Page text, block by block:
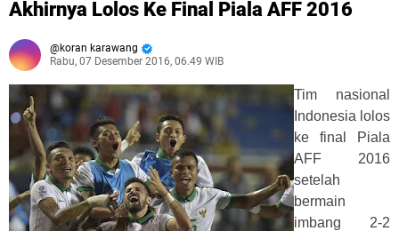
Akhirnya Lolos Ke Final Piala AFF 2016
koran karawang
Rabu, 07 Desember 2016, 06.49 WIB
Tim nasional
Indonesia lolos
ke final Piala
AFF 2016
setelah
bermain
imbang 2-2